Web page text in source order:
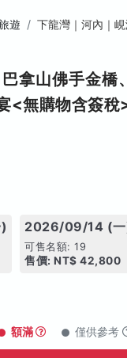
遊 下龍灣｜河內｜
拿山佛手金橋
<無購物含簽稅
2026/09/14 (
可售名額: 19
售價: NT$ 42,800
額滿 僅供參考